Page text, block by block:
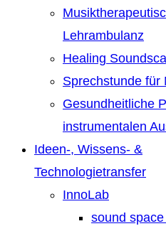
Lehrambulanz
Healing
Sprechstunde für
Gesundheitliche
instrumentalen
Ideen-, Wissens- &
Technologietransfer
InnoLab
sound